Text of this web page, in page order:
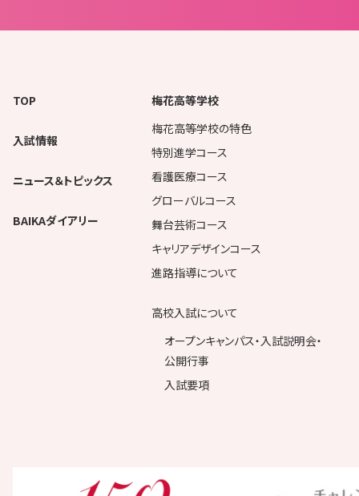
TOP
入試情報
ニュース＆トピックス
BAIKAダイアリー
梅花高等学校
梅花高等学校の特色
特別進学コース
看護医療コース
グローバルコース
舞台芸術コース
キャリアデザインコース
進路指導について
高校入試について
オープンキャンパス・入試説明会・
公開行事
入試要項